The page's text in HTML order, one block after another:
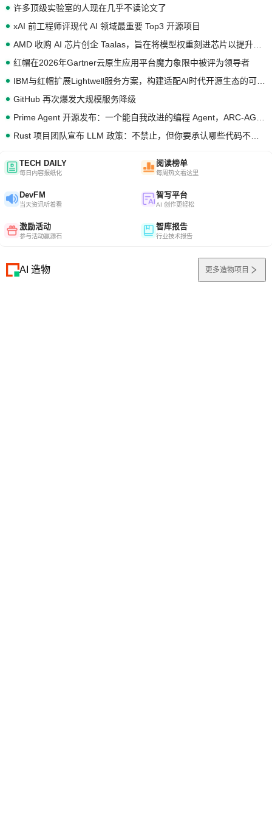
许多顶级实验室的人现在几乎不读论文了
xAI 前工程师评现代 AI 领域最重要 Top3 开源项目
红帽在2026年Gartner云原生应用平台魔力象限中被评为领导者
GitHub 再次爆发大规模服务降级
TECH DAILY
每日内容报纸化
阅读榜单
每周热文看这里
DevFM
当天资讯听着看
智写平台
AI 创作更轻松
激励活动
参与活动赢源石
智库报告
行业技术报告
AI 造物 更多造物项目